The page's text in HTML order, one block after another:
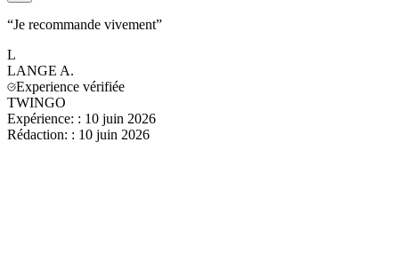
“Je recommande vivement”
L
LANGE A.
Experience vérifiée
TWINGO
Expérience: : 10 juin 2026
Rédaction: : 10 juin 2026